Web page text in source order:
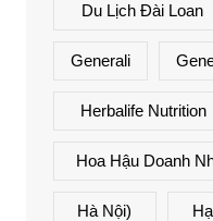
Du Lịch Đài Loan
Generali
Herbalife Nutrition
Hoa Hậu Doanh
Hà Nội)